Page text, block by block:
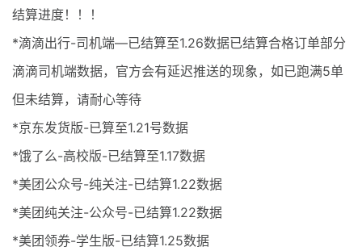
结算进度！！！
*滴滴出行-司机端—已结算至1.26数据已结算合格订单部分
滴滴司机端数据，官方会有延迟推送的现象，如已跑满5单
但未结算，请耐心等待
*京东发货版-已算至1.21号数据
*饿了么-高校版-已结算至1.17数据
*美团公众号-纯关注-已结算1.22数据
*美团纯关注-公众号-已结算1.22数据
*美团领券-学生版-已结算1.25数据